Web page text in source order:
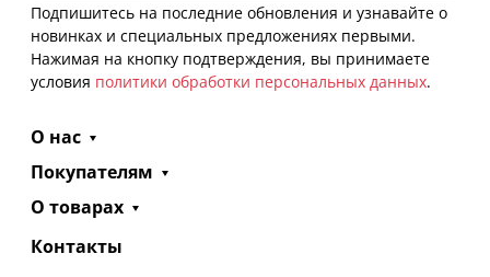
Подпишитесь на последние обновления и узнавайте о
новинках и специальных предложениях первыми.
Нажимая на кнопку подтверждения, вы принимаете
условия политики обработки персональных данных.
О нас
Покупателям
О товарах
Контакты